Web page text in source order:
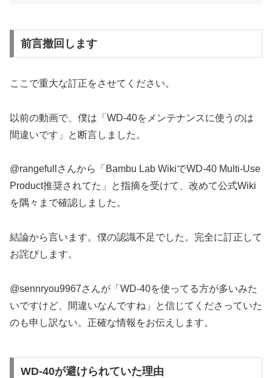
前言撤回します
ここで重大な訂正をさせてください。
以前の動画で、僕は「WD-40をメンテナンスに使うのは
間違いです」と断言しました。
@rangefullさんから「Bambu Lab WikiでWD-40 Multi-Use
Product推奨されてた」と指摘を受けて、改めて公式Wiki
を隅々まで確認しました。
結論から言います。僕の認識不足でした。完全に訂正して
お詫びします。
@sennryou9967さんが「WD-40を使ってる方が多いみた
いですけど、間違いなんですね」と信じてくださっていた
のも申し訳ない。正確な情報をお伝えします。
WD-40が避けられていた理由